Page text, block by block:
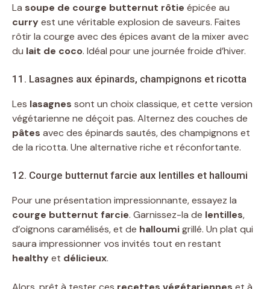
La soupe de courge butternut rôtie épicée au
curryest une véritable explosion de saveurs. Faites
rôtir la courge avec des épices avant de la mixer avec
du lait de coco. Idéal pour une journée froide d’hiver.
11. Lasagnes aux épinards, champignons et ricotta
Les lasagnes sont un choix classique, et cette version
végétarienne ne déçoit pas. Alternez des couches de
pâtes avec des épinards sautés, des champignons et
de la ricotta. Une alternative riche et réconfortante.
12. Courge butternut farcie aux lentilles et halloumi
Pour une présentation impressionnante, essayez la
courge butternut farcie. Garnissez-la de lentilles,
d’oignons caramélisés, et de halloumigrillé. Un plat qui
saura impressionner vos invités tout en restant
healthyet délicieux.